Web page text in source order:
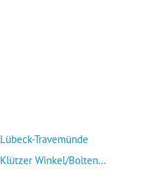
Lübeck-Travemünde
Klützer Winkel/Bolten...